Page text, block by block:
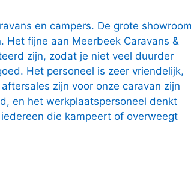
en campers. De grote
Het fijne aan Meerbeek Caravans &
zijn, zodat je niet veel duurder
Het personeel is zeer vriendelijk,
zijn voor onze caravan zijn
en het werkplaatspersoneel denkt
die kampeert of overweegt